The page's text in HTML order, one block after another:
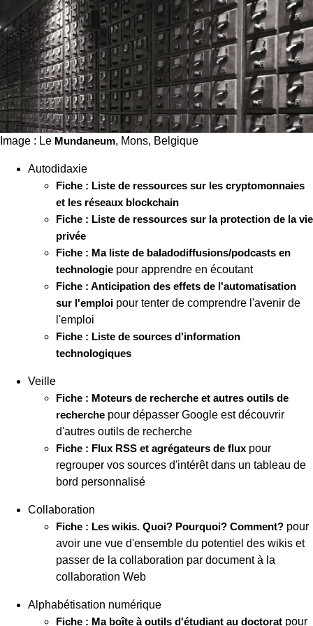
Image : Le Mundaneum, Mons, Belgique
Autodidaxie
Fiche : Liste de ressources sur les cryptomonnaies
et les réseaux blockchain
Fiche : Liste de ressources sur la protection de la vie
privée
Fiche : Ma liste de baladodiffusions/podcasts en
technologie pour apprendre en écoutant
Fiche : Anticipation des effets de l'automatisation
sur l'emploi pour tenter de comprendre l'avenir de
l'emploi
Fiche : Liste de sources d'information
technologiques
Veille
Fiche : Moteurs de recherche et autres outils de
recherche pour dépasser Google est découvrir
d'autres outils de recherche
Fiche : Flux RSS et agrégateurs de flux pour
regrouper vos sources d'intérêt dans un tableau de
bord personnalisé
Collaboration
Fiche : Les wikis. Quoi? Pourquoi? Comment? pour
avoir une vue d'ensemble du potentiel des wikis et
passer de la collaboration par document à la
collaboration Web
Alphabétisation numérique
Fiche : Ma boîte à outils d'étudiant au doctorat pour